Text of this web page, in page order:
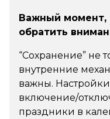
Важный момент,
обратить
“Сохранение” не
внутренние
важны.
включение/
праздники в